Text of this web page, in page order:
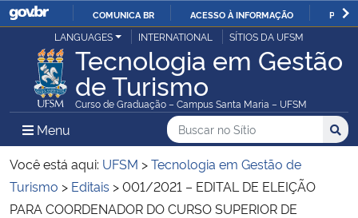
IR
PARA
O
CONTEÚDO
COMUNICA BR ACESSO À INFORMAÇÃO
Ministério da Justiça e Segurança Pública
Ministério da Defesa
Ministério das Relações Exteriores
Ministério da Economia
LANGUAGES INTERNATIONAL SÍTIOS DA UFSM
Tecnologia em Gestão
de Turismo
Curso de Graduação – Campus Santa Maria – UFSM
Menu Menu Principal do Sítio
Busca
Buscar no no Sítio
Busca:
Você está aqui: UFSM >Tecnologia em Gestão de
Turismo > Editais >001/2021 – EDITAL DE ELEIÇÃO
PARA COORDENADOR DO CURSO SUPERIOR DE